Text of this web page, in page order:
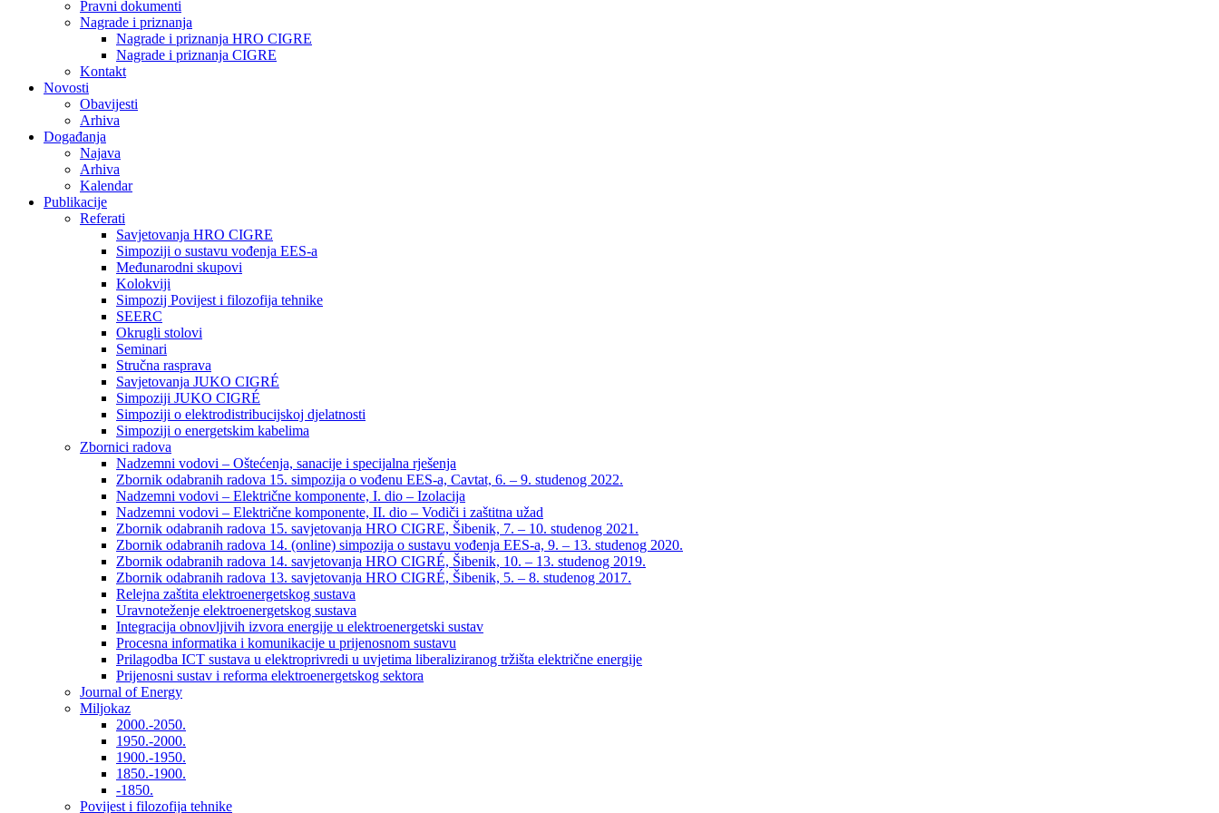
Pravni dokumenti
Nagrade i priznanja
Nagrade i priznanja HRO CIGRE
Nagrade i priznanja CIGRE
Kontakt
Novosti
Obavijesti
Arhiva
Događanja
Najava
Arhiva
Kalendar
Publikacije
Referati
Savjetovanja HRO CIGRE
Simpoziji o sustavu vođenja EES-a
Međunarodni skupovi
Kolokviji​
Simpozij Povijest i filozofija tehnike
SEERC
Okrugli stolovi
Seminari​
Stručna rasprava​
Savjetovanja JUKO CIGRÉ
Simpoziji JUKO CIGRÉ
Simpoziji o elektrodistribucijskoj djelatnosti
Simpoziji o energetskim kabelima
Zbornici radova
Nadzemni vodovi – Oštećenja, sanacije i specijalna rješenja
Zbornik odabranih radova 15. simpozija o vođenu EES-a, Cavtat, 6. – 9. studenog 2022.
Nadzemni vodovi – Električne komponente, I. dio – Izolacija
Nadzemni vodovi – Električne komponente, II. dio – Vodiči i zaštitna užad
Zbornik odabranih radova 15. savjetovanja HRO CIGRE, Šibenik, 7. – 10. studenog 2021.
Zbornik odabranih radova 14. (online) simpozija o sustavu vođenja EES-a, 9. – 13. studenog 2020.
Zbornik odabranih radova 14. savjetovanja HRO CIGRÉ, Šibenik, 10. – 13. studenog 2019.
Zbornik odabranih radova 13. savjetovanja HRO CIGRÉ, Šibenik, 5. – 8. studenog 2017.
Relejna zaštita elektroenergetskog sustava
Uravnoteženje elektroenergetskog sustava
Integracija obnovljivih izvora energije u elektroenergetski sustav
Procesna informatika i komunikacije u prijenosnom sustavu
Prilagodba ICT sustava u elektroprivredi u uvjetima liberaliziranog tržišta električne energije
Prijenosni sustav i reforma elektroenergetskog sektora
Journal of Energy
Miljokaz
2000.-2050.
1950.-2000.
1900.-1950.
1850.-1900.
-1850.
Povijest i filozofija tehnike